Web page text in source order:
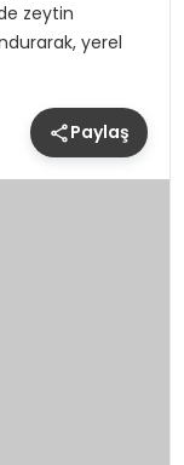
zeytin
yerel
Paylaş